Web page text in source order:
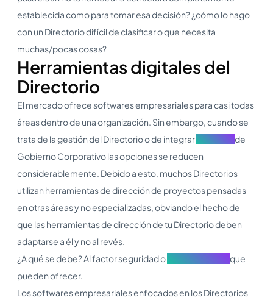
establecida como para tomar esa decisión? ¿cómo lo hago
con un Directorio difícil de clasificar o que necesita
muchas/pocas cosas?
Herramientas digitales del
Directorio
El mercado ofrece softwares empresariales para casi todas
áreas dentro de una organización. Sin embargo, cuando se
trata de la gestión del Directorio o de integrar
de
Gobierno Corporativo las opciones se reducen
considerablemente. Debido a esto, muchos Directorios
utilizan herramientas de dirección de proyectos pensadas
en otras áreas y no especializadas, obviando el hecho de
que las herramientas de dirección de tu Directorio deben
adaptarse a él y no al revés.
¿A qué se debe? Al factor seguridad o
que
pueden ofrecer.
Los softwares empresariales enfocados en los Directorios